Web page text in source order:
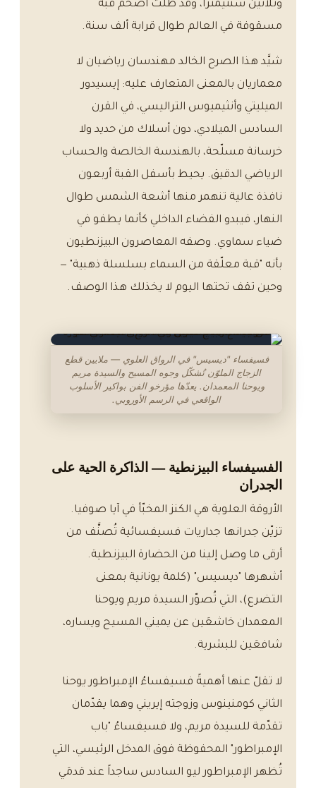
وثلاثين سنتيمتراً، وقد ظلّت أضخم قبة
مسقوفة في العالم طوال قرابة ألف سنة.
شيَّد هذا الصرح الخالد مهندسان رياضيان لا
معماريان بالمعنى المتعارف عليه: إيسيدور
الميليتي وأنثيميوس التراليسي، في القرن
السادس الميلادي، دون أسلاك من حديد ولا
خرسانة مسلّحة، بالهندسة الخالصة والحساب
الرياضي الدقيق. يحيط بأسفل القبة أربعون
نافذة عالية تنهمر منها أشعة الشمس طوال
النهار، فيبدو الفضاء الداخلي كأنما يطفو في
ضياء سماوي. وصفه المعاصرون البيزنطيون
بأنه "قبة معلّقة من السماء بسلسلة ذهبية" —
وحين تقف تحتها اليوم لا يخذلك هذا الوصف.
فسيفساء "ديسيس" في الرواق العلوي — ملايين قطع
الزجاج الملوّن تُشكّل وجوه المسيح والسيدة مريم
ويوحنا المعمدان. يعدّها مؤرخو الفن بواكير الأسلوب
الواقعي في الرسم الأوروبي.
الفسيفساء البيزنطية — الذاكرة الحية على
الجدران
الأروقة العلوية هي الكنز المخبّأ في آيا صوفيا.
تزيّن جدرانها جداريات فسيفسائية تُصنَّف من
أرقى ما وصل إلينا من الحضارة البيزنطية.
أشهرها "ديسيس" (كلمة يونانية بمعنى
التضرع)، التي تُصوّر السيدة مريم ويوحنا
المعمدان خاشعَين عن يميني المسيح ويساره،
شافعَين للبشرية.
لا تقلّ عنها أهميةً فسيفساءُ الإمبراطور يوحنا
الثاني كومنينوس وزوجته إيريني وهما يقدّمان
تقدّمة للسيدة مريم، ولا فسيفساءُ "باب
الإمبراطور" المحفوظة فوق المدخل الرئيسي، التي
تُظهر الإمبراطور ليو السادس ساجداً عند قدمَي